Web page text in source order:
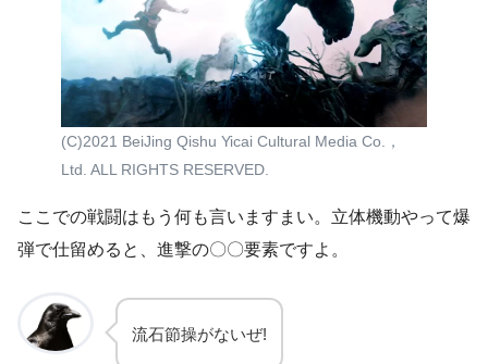
(C)2021 BeiJing Qishu Yicai Cultural Media Co.，
Ltd. ALL RIGHTS RESERVED.
ここでの戦闘はもう何も言いますまい。立体機動やって爆
弾で仕留めると、進撃の〇〇要素ですよ。
流石節操がないぜ!